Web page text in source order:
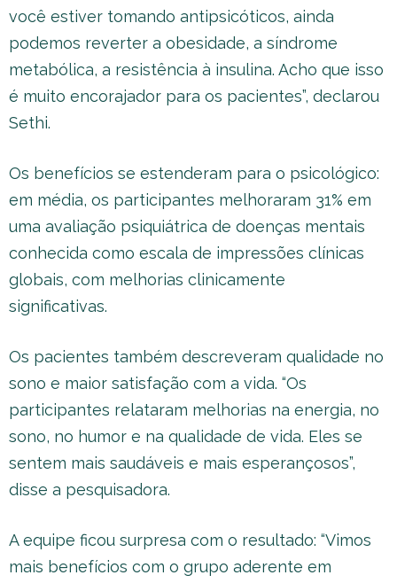
você estiver tomando antipsicóticos, ainda
podemos reverter a obesidade, a síndrome
metabólica, a resistência à insulina. Acho que isso
é muito encorajador para os pacientes”, declarou
Sethi.
Os benefícios se estenderam para o psicológico:
em média, os participantes melhoraram 31% em
uma avaliação psiquiátrica de doenças mentais
conhecida como escala de impressões clínicas
globais, com melhorias clinicamente
significativas.
Os pacientes também descreveram qualidade no
sono e maior satisfação com a vida. “Os
participantes relataram melhorias na energia, no
sono, no humor e na qualidade de vida. Eles se
sentem mais saudáveis e mais esperançosos”,
disse a pesquisadora.
A equipe ficou surpresa com o resultado: “Vimos
mais benefícios com o grupo aderente em